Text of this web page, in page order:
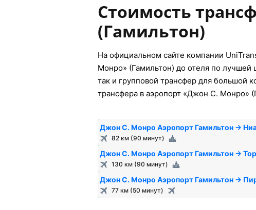
Стоимость
(Гамильтон)
На официальном сайте компании
Монро» (Гамильтон) до отеля по лучшей
так и групповой трансфер для большой
трансфера в аэропорт «Джон С. Монро»
Джон С. Монро Аэропорт Гамильтон →
82 км (90 минут)
Джон С. Монро Аэропорт Гамильтон →
130 км (90 минут)
Джон С. Монро Аэропорт Гамильтон →
77 км (50 минут)